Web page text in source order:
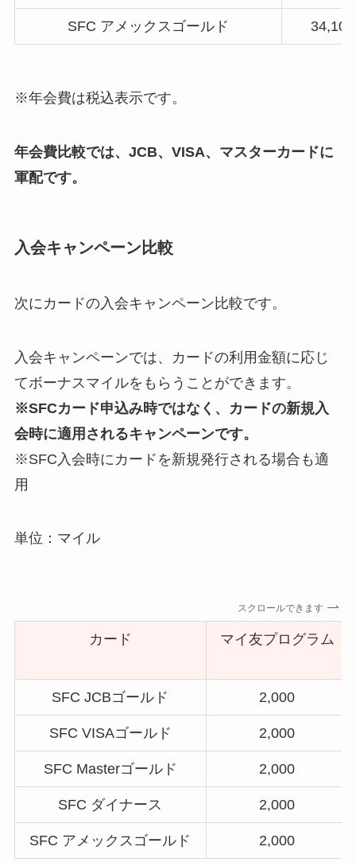
SFC アメックスゴールド
※年会費は税込表示です。
年会費比較では、JCB、VISA、マスターカードに
軍配です。
入会キャンペーン比較
次にカードの入会キャンペーン比較です。
入会キャンペーンでは、カードの利用金額に応じ
てボーナスマイルをもらうことができます。
※SFCカード申込み時ではなく、カードの新規入
会時に適用されるキャンペーンです。
※SFC入会時にカードを新規発行される場合も適
用
単位：マイル
スクロールできます
カード マイ友プログラム
SFC JCBゴールド 2,000
SFC VISAゴールド 2,000
SFC Masterゴールド 2,000
SFC ダイナース 2,000
SFC アメックスゴールド 2,000